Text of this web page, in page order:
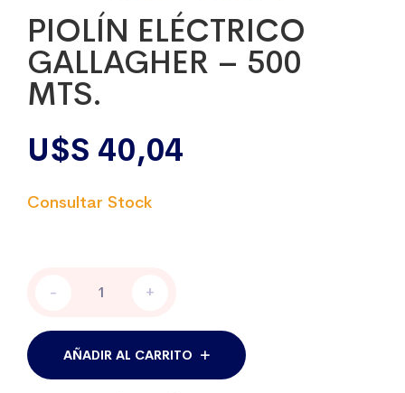
PIOLÍN ELÉCTRICO
GALLAGHER – 500
MTS.
U$S 40,04
ELÉCTRICO
500
MTS.
- +
AÑADIR AL CARRITO